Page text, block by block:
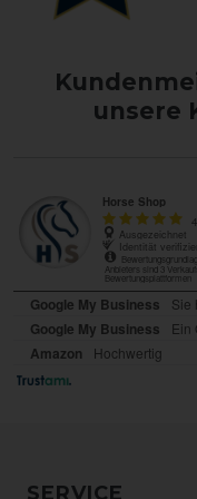
unsere
SERVICE